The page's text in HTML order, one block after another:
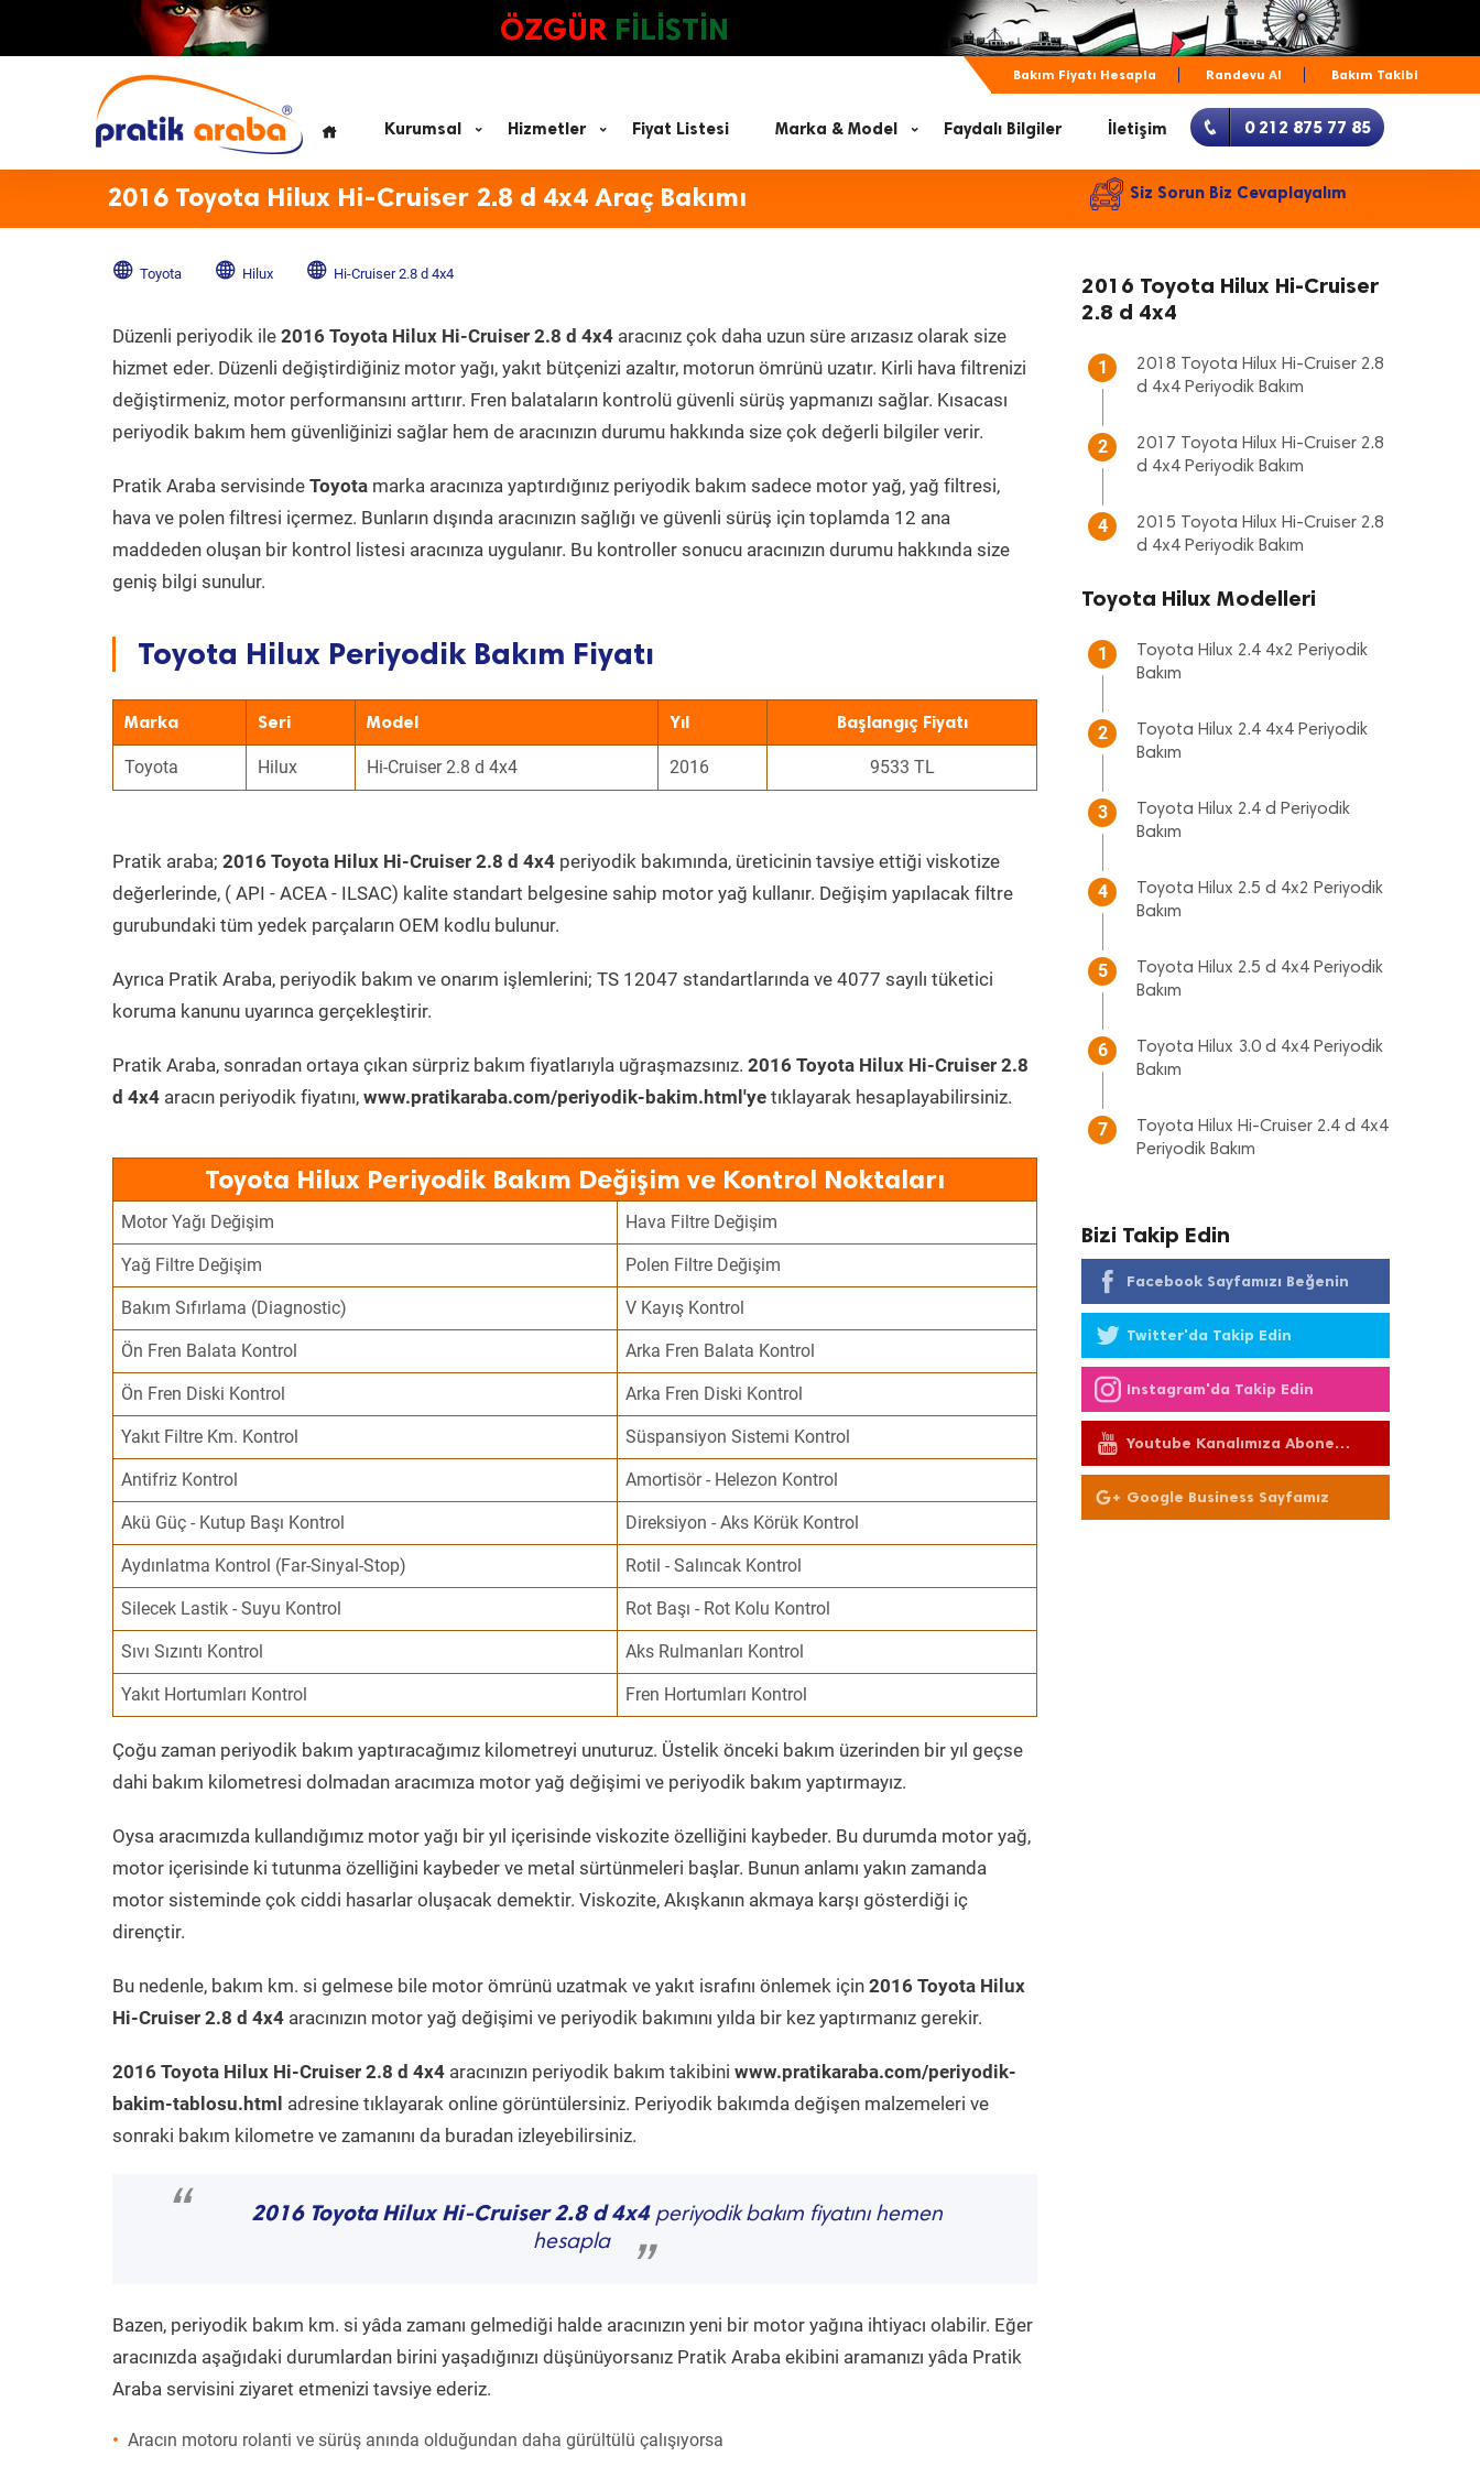
ÖZGÜR FİLİSTİN
Bakım Fiyatı Hesapla Randevu Al Bakım Takibi
Kurumsal Hizmetler Fiyat Listesi Marka & Model Faydalı Bilgiler İletişim 0 212 875 77 85
2016 Toyota Hilux Hi-Cruiser 2.8 d 4x4 Araç Bakımı Siz Sorun Biz Cevaplayalım
Toyota Hilux Hi-Cruiser 2.8 d 4x4
Düzenli periyodik ile 2016 Toyota Hilux Hi-Cruiser 2.8 d 4x4 aracınız çok daha uzun süre arızasız olarak size
hizmet eder. Düzenli değiştirdiğiniz motor yağı, yakıt bütçenizi azaltır, motorun ömrünü uzatır. Kirli hava filtrenizi
değiştirmeniz, motor performansını arttırır. Fren balataların kontrolü güvenli sürüş yapmanızı sağlar. Kısacası
periyodik bakım hem güvenliğinizi sağlar hem de aracınızın durumu hakkında size çok değerli bilgiler verir.
Pratik Araba servisinde Toyota marka aracınıza yaptırdığınız periyodik bakım sadece motor yağ, yağ filtresi,
hava ve polen filtresi içermez. Bunların dışında aracınızın sağlığı ve güvenli sürüş için toplamda 12 ana
maddeden oluşan bir kontrol listesi aracınıza uygulanır. Bu kontroller sonucu aracınızın durumu hakkında size
geniş bilgi sunulur.
Toyota Hilux Periyodik Bakım Fiyatı
Marka Seri Model Yıl Başlangıç Fiyatı
Toyota Hilux Hi-Cruiser 2.8 d 4x4 2016 9533 TL
Pratik araba; 2016 Toyota Hilux Hi-Cruiser 2.8 d 4x4 periyodik bakımında, üreticinin tavsiye ettiği viskotize
değerlerinde, ( API - ACEA - ILSAC) kalite standart belgesine sahip motor yağ kullanır. Değişim yapılacak filtre
gurubundaki tüm yedek parçaların OEM kodlu bulunur.
Ayrıca Pratik Araba, periyodik bakım ve onarım işlemlerini; TS 12047 standartlarında ve 4077 sayılı tüketici
koruma kanunu uyarınca gerçekleştirir.
Pratik Araba, sonradan ortaya çıkan sürpriz bakım fiyatlarıyla uğraşmazsınız. 2016 Toyota Hilux Hi-Cruiser 2.8
d 4x4 aracın periyodik fiyatını, www.pratikaraba.com/periyodik-bakim.html'ye tıklayarak hesaplayabilirsiniz.
Toyota Hilux Periyodik Bakım Değişim ve Kontrol Noktaları
Motor Yağı Değişim Hava Filtre Değişim
Yağ Filtre Değişim Polen Filtre Değişim
Bakım Sıfırlama (Diagnostic) V Kayış Kontrol
Ön Fren Balata Kontrol Arka Fren Balata Kontrol
Ön Fren Diski Kontrol Arka Fren Diski Kontrol
Yakıt Filtre Km. Kontrol Süspansiyon Sistemi Kontrol
Antifriz Kontrol Amortisör - Helezon Kontrol
Akü Güç - Kutup Başı Kontrol Direksiyon - Aks Körük Kontrol
Aydınlatma Kontrol (Far-Sinyal-Stop) Rotil - Salıncak Kontrol
Silecek Lastik - Suyu Kontrol Rot Başı - Rot Kolu Kontrol
Sıvı Sızıntı Kontrol Aks Rulmanları Kontrol
Yakıt Hortumları Kontrol Fren Hortumları Kontrol
Çoğu zaman periyodik bakım yaptıracağımız kilometreyi unuturuz. Üstelik önceki bakım üzerinden bir yıl geçse
dahi bakım kilometresi dolmadan aracımıza motor yağ değişimi ve periyodik bakım yaptırmayız.
Oysa aracımızda kullandığımız motor yağı bir yıl içerisinde viskozite özelliğini kaybeder. Bu durumda motor yağ,
motor içerisinde ki tutunma özelliğini kaybeder ve metal sürtünmeleri başlar. Bunun anlamı yakın zamanda
motor sisteminde çok ciddi hasarlar oluşacak demektir. Viskozite, Akışkanın akmaya karşı gösterdiği iç
dirençtir.
Bu nedenle, bakım km. si gelmese bile motor ömrünü uzatmak ve yakıt israfını önlemek için 2016 Toyota Hilux
Hi-Cruiser 2.8 d 4x4 aracınızın motor yağ değişimi ve periyodik bakımını yılda bir kez yaptırmanız gerekir.
2016 Toyota Hilux Hi-Cruiser 2.8 d 4x4 aracınızın periyodik bakım takibini www.pratikaraba.com/periyodik-
bakim-tablosu.html adresine tıklayarak online görüntülersiniz. Periyodik bakımda değişen malzemeleri ve
sonraki bakım kilometre ve zamanını da buradan izleyebilirsiniz.
“ 2016 Toyota Hilux Hi-Cruiser 2.8 d 4x4 periyodik bakım fiyatını hemen
hesapla
”
Bazen, periyodik bakım km. si yâda zamanı gelmediği halde aracınızın yeni bir motor yağına ihtiyacı olabilir. Eğer
aracınızda aşağıdaki durumlardan birini yaşadığınızı düşünüyorsanız Pratik Araba ekibini aramanızı yâda Pratik
Araba servisini ziyaret etmenizi tavsiye ederiz.
Aracın motoru rolanti ve sürüş anında olduğundan daha gürültülü çalışıyorsa
2016 Toyota Hilux Hi-Cruiser
2.8 d 4x4
1
2018 Toyota Hilux Hi-Cruiser 2.8
d 4x4 Periyodik Bakım
2
2017 Toyota Hilux Hi-Cruiser 2.8
d 4x4 Periyodik Bakım
4
2015 Toyota Hilux Hi-Cruiser 2.8
d 4x4 Periyodik Bakım
Toyota Hilux Modelleri
1
Toyota Hilux 2.4 4x2 Periyodik
Bakım
2
Toyota Hilux 2.4 4x4 Periyodik
Bakım
3
Toyota Hilux 2.4 d Periyodik
Bakım
4
Toyota Hilux 2.5 d 4x2 Periyodik
Bakım
5
Toyota Hilux 2.5 d 4x4 Periyodik
Bakım
6
Toyota Hilux 3.0 d 4x4 Periyodik
Bakım
7
Toyota Hilux Hi-Cruiser 2.4 d 4x4
Periyodik Bakım
Bizi Takip Edin
Facebook Sayfamızı Beğenin
Twitter'da Takip Edin
Instagram'da Takip Edin
Youtube Kanalımıza Abone
Olun
Google Business Sayfamız